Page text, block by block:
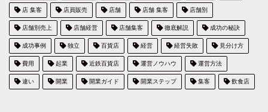
店 集客 店員販売 店舗 店舗 集客 店舗別
店舗別売上 店舗経営 店舗集客 徹底解説 成功の秘訣
成功事例 独立 百貨店 経営 経営失敗 見分け方
費用 起業 近鉄百貨店 運営ノウハウ 運営方法
違い 開業 開業ガイド 開業ステップ 集客 飲食店